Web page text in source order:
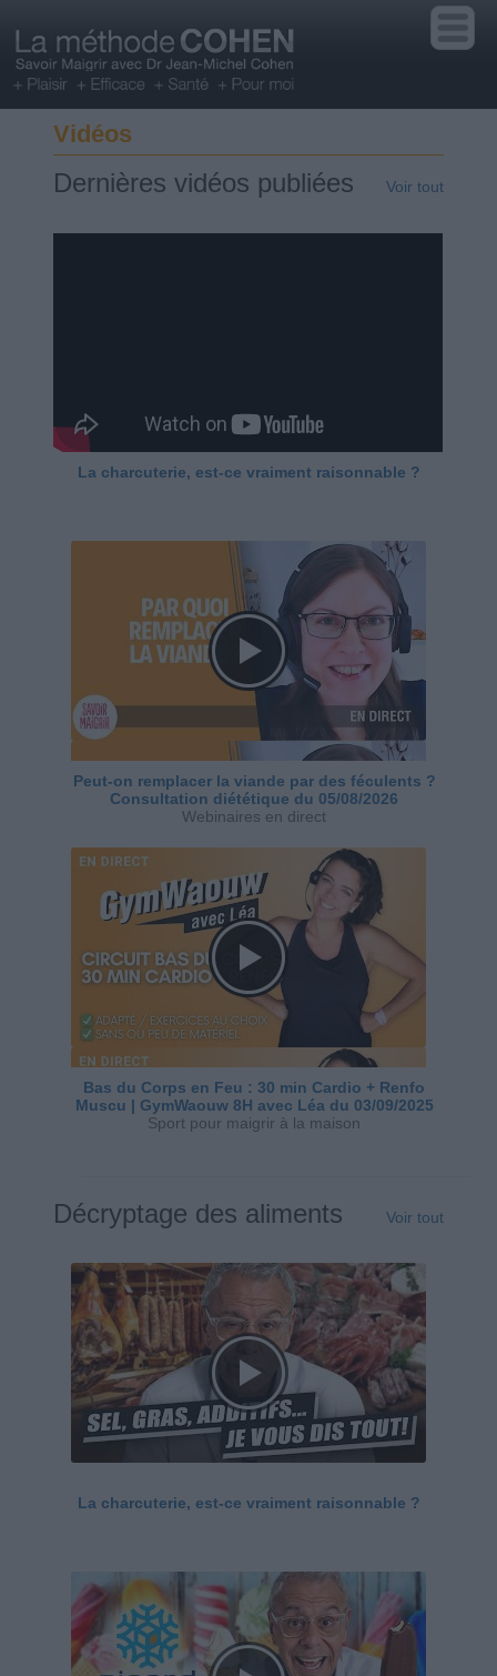
Vidéos
Dernières vidéos publiées Voir tout
La charcuterie, est-ce vraiment raisonnable ?
Peut-on remplacer la viande par des féculents ?
Consultation diététique du 05/08/2026
Webinaires en direct
Bas du Corps en Feu : 30 min Cardio + Renfo
Muscu | GymWaouw 8H avec Léa du 03/09/2025
Sport pour maigrir à la maison
Décryptage des aliments Voir tout
La charcuterie, est-ce vraiment raisonnable ?